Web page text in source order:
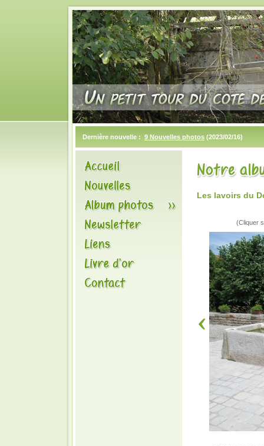
Dernière nouvelle : 9 Nouvelles photos (2023/02/16)
Les lavoirs du
(Cliquer